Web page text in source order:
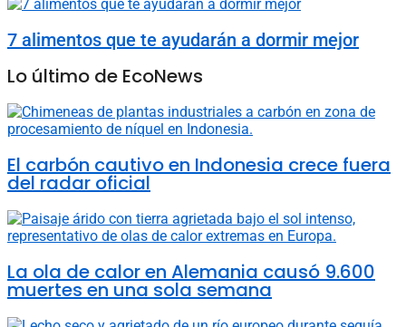
7 alimentos que te ayudarán a dormir mejor
Lo último de EcoNews
El carbón cautivo en Indonesia crece fuera
del radar oficial
La ola de calor en Alemania causó 9.600
muertes en una sola semana